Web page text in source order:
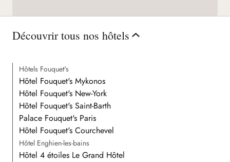
Découvrir tous nos hôtels
Hôtels Fouquet's
Hôtel Fouquet's Mykonos
Hôtel Fouquet's New-York
Hôtel Fouquet's Saint-Barth
Palace Fouquet's Paris
Hôtel Fouquet's Courchevel
Hôtel Enghien-les-bains
Hôtel 4 étoiles Le Grand Hôtel